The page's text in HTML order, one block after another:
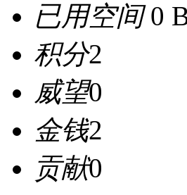
已用空间0
积分2
威望0
金钱2
贡献0